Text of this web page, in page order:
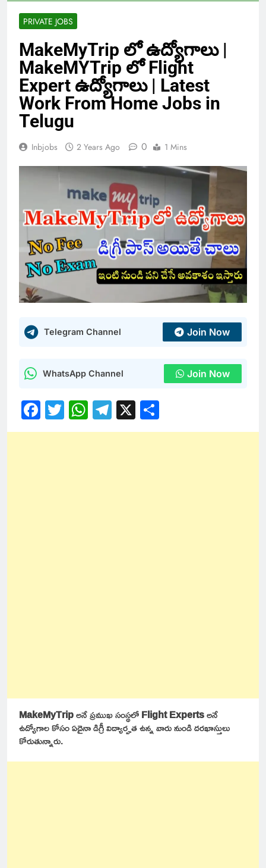
PRIVATE JOBS
MakeMyTrip లో ఉద్యోగాలు |
MakeMYTrip లో Flight
Expert ఉద్యోగాలు | Latest
Work From Home Jobs in
Telugu
Inbjobs 2 Years Ago 0 1 Mins
Telegram Channel Join Now
WhatsApp Channel Join Now
Facebook
Twitter
WhatsApp
Telegram
X
MakeMyTripఅనే ప్రముఖ సంస్థలోFlight Expertsఅనే
ఉద్యోగాల కోసం ఏదైనా డిగ్రీ విద్యార్హత ఉన్న వారు నుండి దరఖాస్తులు
కోరుతున్నారు.